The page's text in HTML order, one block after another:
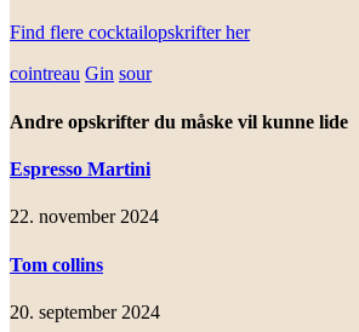
Find flere cocktailopskrifter her
cointreau Gin sour
Andre opskrifter du måske vil kunne lide
Espresso Martini
22. november 2024
Tom collins
20. september 2024